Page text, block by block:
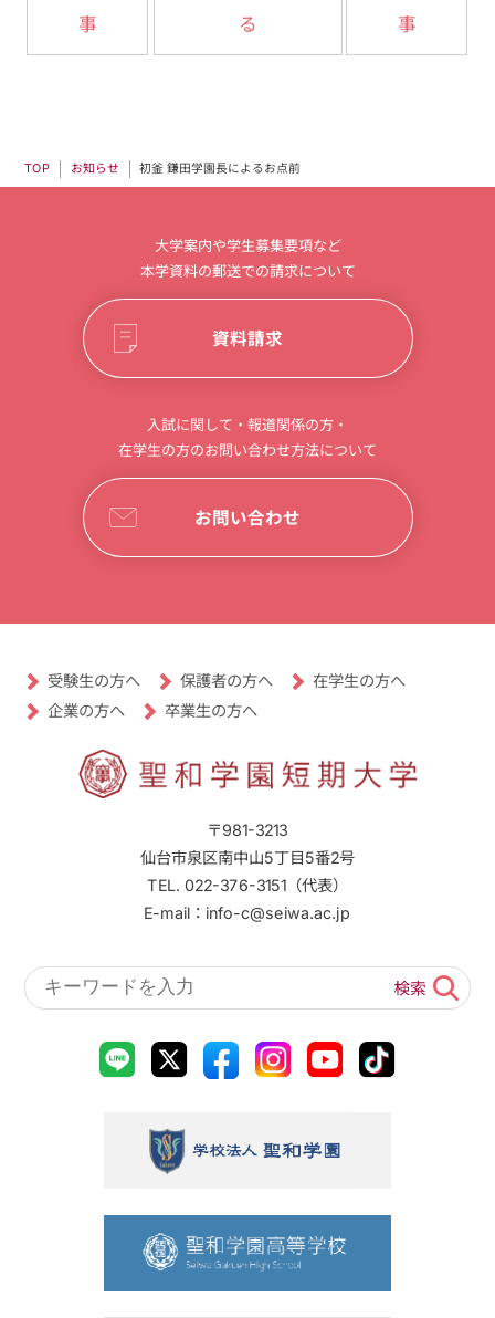
事 る 事
TOP お知らせ 初釜 鎌田学園長によるお点前
大学案内や学生募集要項など
本学資料の郵送での請求について
資料請求
入試に関して・報道関係の方・
在学生の方のお問い合わせ方法について
お問い合わせ
〒981-3213
仙台市泉区南中山5丁目5番2号
TEL. 022-376-3151（代表）
E-mail：info-c@seiwa.ac.jp
受験生の方へ 保護者の方へ 在学生の方へ
企業の方へ 卒業生の方へ